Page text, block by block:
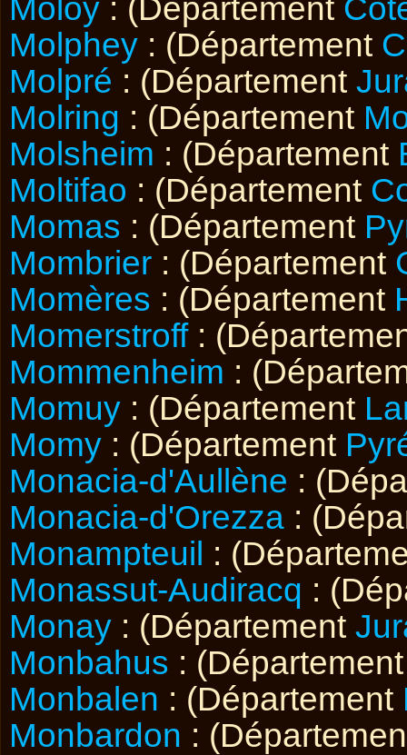
Moloy : (Département
Molphey : (Département
Molpré : (Département
Molring : (Département
Molsheim : (Département
Moltifao : (Département
Momas : (Département
Mombrier : (Département
Momères : (Département
Momerstroff:
Mommenheim :
Momuy : (Département
Momy : (Département
Monacia-d'Aullène :
Monacia-d'Orezza :
Monampteuil :
Monassut-Audiracq :
Monay : (Département
Monbahus :
Monbalen : (Département
Monbardon :